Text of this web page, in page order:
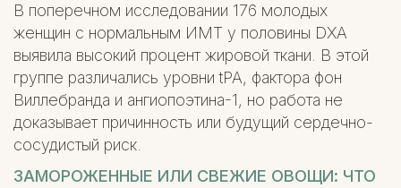
В поперечном исследовании 176 молодых
женщин с нормальным ИМТ у половины DXA
выявила высокий процент жировой ткани. В этой
группе различались уровни tPA, фактора фон
Виллебранда и ангиопоэтина-1, но работа не
доказывает причинность или будущий сердечно-
сосудистый риск.
ЗАМОРОЖЕННЫЕ ИЛИ СВЕЖИЕ ОВОЩИ: ЧТО